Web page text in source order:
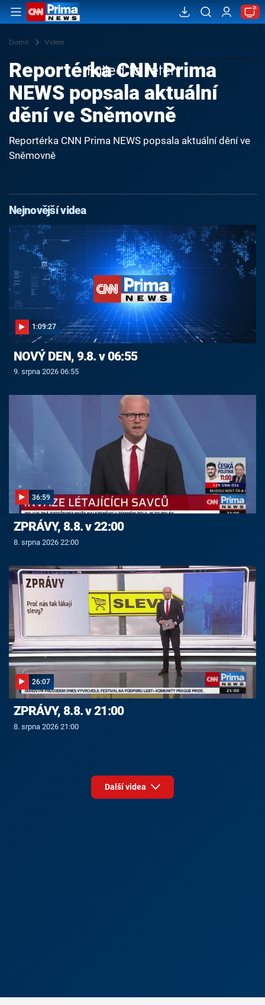
Domů Videa
Failed to fetch
Reportérka CNN Prima
NEWS popsala aktuální
dění ve Sněmovně
Reportérka CNN Prima NEWS popsala aktuální dění ve
Sněmovně
Nejnovější videa
1:09:27
NOVÝ DEN, 9.8. v 06:55
9. srpna 2026 06:55
36:59
ZPRÁVY, 8.8. v 22:00
8. srpna 2026 22:00
26:07
ZPRÁVY, 8.8. v 21:00
8. srpna 2026 21:00
Další videa